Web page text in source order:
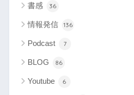
書感 36
情報発信 136
Podcast 7
BLOG 86
Youtube 6